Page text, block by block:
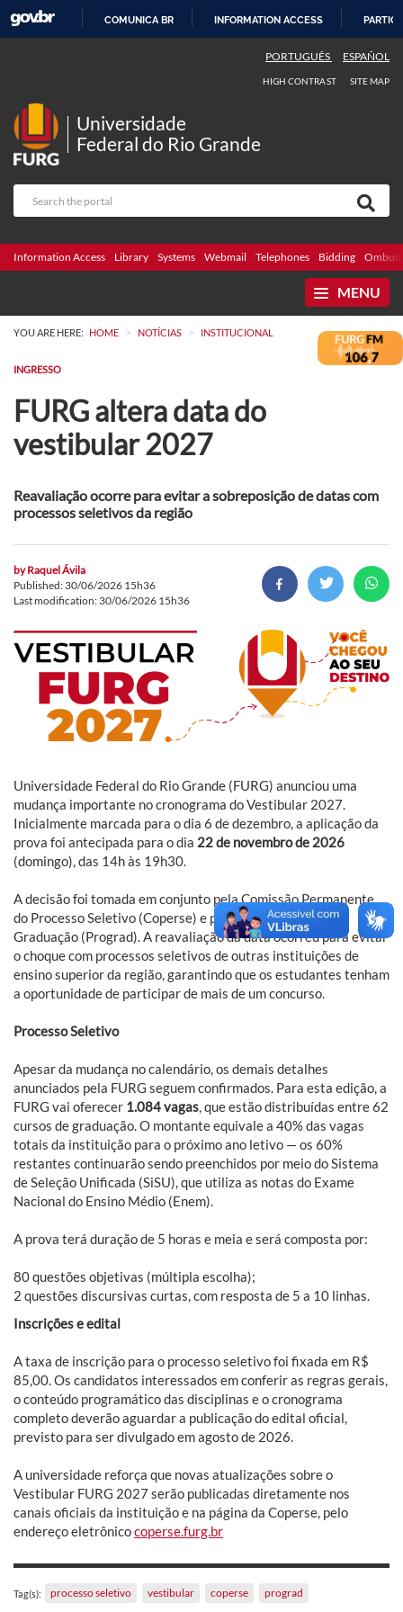
COMUNICA BR INFORMATION ACCESS
PORTUGUÊS ESPAÑOL
HIGH CONTRAST SITE MAP
Universidade
Federal do Rio Grande
Information Access Library Systems Webmail Telephones Bidding
MENU
YOU ARE HERE: HOME > NOTÍCIAS > INSTITUCIONAL
INGRESSO
FURG altera data do
vestibular 2027
Reavaliação ocorre para evitar a sobreposição de datas com
processos seletivos da região
byRaquel Ávila
Published: 30/06/2026 15h36
Last modification: 30/06/2026 15h36
Universidade Federal do Rio Grande (FURG) anunciou uma
mudança importante no cronograma do Vestibular 2027.
Inicialmente marcada para o dia 6 de dezembro, a aplicação da
prova foi antecipada para o dia 22 de novembro de 2026
(domingo), das 14h às 19h30.
A decisão foi tomada em conjunto pela Comissão Permanente
do Processo Seletivo (Coperse) e pela Pró-reitoria de
Graduação (Prograd). A reavaliação da data ocorreu para evitar
o choque com processos seletivos de outras instituições de
ensino superior da região, garantindo que os estudantes tenham
a oportunidade de participar de mais de um concurso.
Processo Seletivo
Apesar da mudança no calendário, os demais detalhes
anunciados pela FURG seguem confirmados. Para esta edição, a
FURG vai oferecer 1.084 vagas, que estão distribuídas entre 62
cursos de graduação. O montante equivale a 40% das vagas
totais da instituição para o próximo ano letivo — os 60%
restantes continuarão sendo preenchidos por meio do Sistema
de Seleção Unificada (SiSU), que utiliza as notas do Exame
Nacional do Ensino Médio (Enem).
A prova terá duração de 5 horas e meia e será composta por:
80 questões objetivas (múltipla escolha);
2 questões discursivas curtas, com resposta de 5 a 10 linhas.
Inscrições e edital
A taxa de inscrição para o processo seletivo foi fixada em R$
85,00.Os candidatos interessados em conferir as regras gerais,
o conteúdo programático das disciplinas e o cronograma
completo deverão aguardar a publicação do edital oficial,
previsto para ser divulgado emagosto de 2026.
A universidade reforça que novas atualizações sobre o
Vestibular FURG 2027 serão publicadas diretamente nos
canais oficiais da instituição e na página da Coperse, pelo
endereço eletrônicocoperse.furg.br
Tag(s): processo seletivo vestibular coperse prograd